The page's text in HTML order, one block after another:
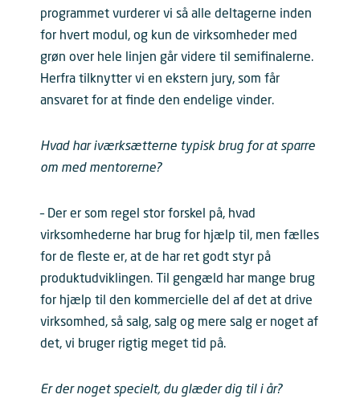
programmet vurderer vi så alle deltagerne inden
for hvert modul, og kun de virksomheder med
grøn over hele linjen går videre til semifinalerne.
Herfra tilknytter vi en ekstern jury, som får
ansvaret for at finde den endelige vinder.
Hvad har iværksætterne typisk brug for at sparre
om med mentorerne?
– Der er som regel stor forskel på, hvad
virksomhederne har brug for hjælp til, men fælles
for de fleste er, at de har ret godt styr på
produktudviklingen. Til gengæld har mange brug
for hjælp til den kommercielle del af det at drive
virksomhed, så salg, salg og mere salg er noget af
det, vi bruger rigtig meget tid på.
Er der noget specielt, du glæder dig til i år?